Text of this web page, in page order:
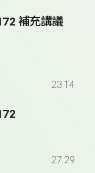
補充講議
23:14
27:29